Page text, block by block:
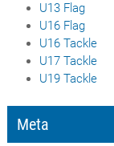
U13 Flag
U16 Flag
U16 Tackle
U17 Tackle
U19 Tackle
Meta